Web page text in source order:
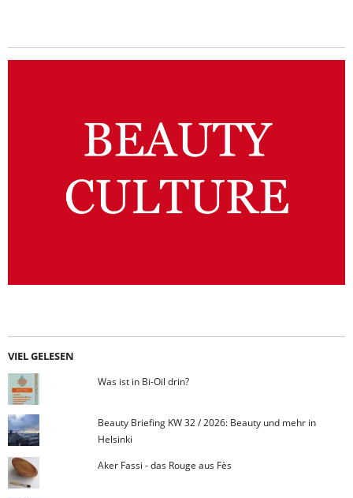
VIEL GELESEN
Was ist in Bi-Oil drin?
Beauty Briefing KW 32 / 2026: Beauty und mehr in
Helsinki
Aker Fassi - das Rouge aus Fès